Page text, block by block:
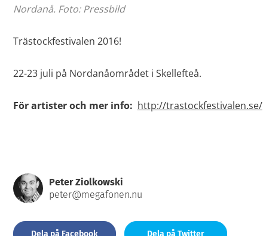
Nordanå. Foto: Pressbild
Trästockfestivalen 2016!
22-23 juli på Nordanåområdet i Skellefteå.
För artister och mer info: http://trastockfestivalen.se/
Peter Ziolkowski
peter@megafonen.nu